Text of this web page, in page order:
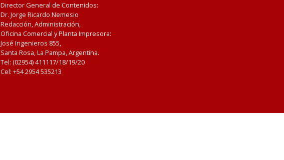
Director General de Contenidos:
Dr. Jorge Ricardo Nemesio
Redacción, Administración,
Oficina Comercial y Planta Impresora:
José Ingenieros 855,
Santa Rosa, La Pampa, Argentina.
Tel: (02954) 411117/18/19/20
Cel: +54 2954 535213